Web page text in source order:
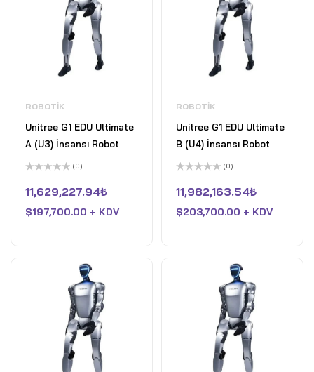
ROBOTIK
Unitree G1 EDU Ultimate
A (U3) İnsansı Robot
üzerinden
0
aldı
(0)
11,629,227.94₺
$197,700.00 + KDV
ROBOTIK
Unitree G1 EDU Ultimate
B (U4) İnsansı Robot
üzerinden
0
aldı
(0)
11,982,163.54₺
$203,700.00 + KDV